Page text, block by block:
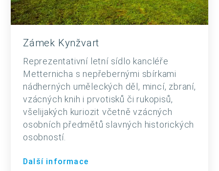
Zámek Kynžvart
Reprezentativní letní sídlo kancléře
Metternicha s nepřebernými sbírkami
nádherných uměleckých děl, mincí, zbraní,
vzácných knih i prvotisků či rukopisů,
všelijakých kuriozit včetně vzácných
osobních předmětů slavných historických
osobností.
Další informace